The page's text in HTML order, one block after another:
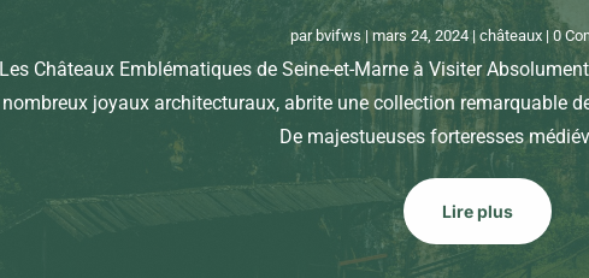
par bvifws |mars 24, 2024| châteaux| 0
Les Châteaux Emblématiques de Seine-et-Marne à Visiter
nombreux joyaux architecturaux, abrite une collection remarquable
De majestueuses forteresses
Lire plus